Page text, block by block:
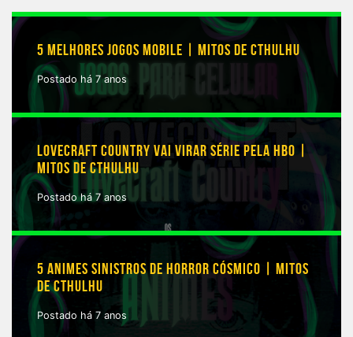
5 MELHORES JOGOS MOBILE | MITOS DE CTHULHU
Postado há 7 anos
LOVECRAFT COUNTRY VAI VIRAR SÉRIE PELA HBO |
MITOS DE CTHULHU
Postado há 7 anos
5 ANIMES SINISTROS DE HORROR CÓSMICO | MITOS
DE CTHULHU
Postado há 7 anos